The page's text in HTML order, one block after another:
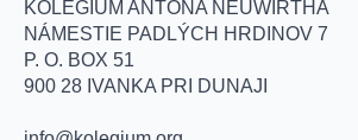
KOLÉGIUM ANTONA NEUWIRTHA
NÁMESTIE PADLÝCH HRDINOV 7
P. O. BOX 51
900 28 IVANKA PRI DUNAJI